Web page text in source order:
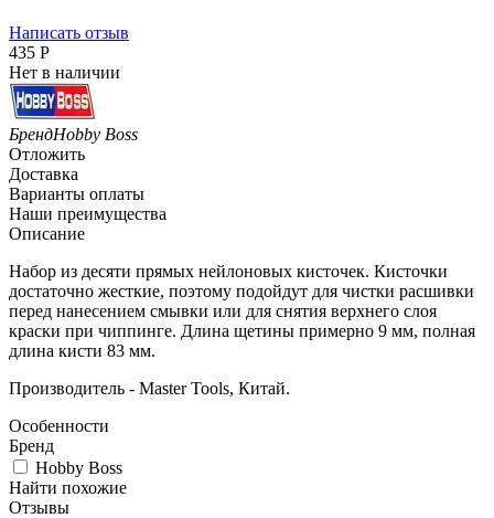
Написать отзыв
‍435‍ Р
Нет в наличии
БрендHobby Boss
Отложить
Доставка
Варианты оплаты
Наши преимущества
Описание
Набор из десяти прямых нейлоновых кисточек. Кисточки
достаточно жесткие, поэтому подойдут для чистки расшивки
перед нанесением смывки или для снятия верхнего слоя
краски при чиппинге. Длина щетины примерно 9 мм, полная
длина кисти 83 мм.
Производитель - Master Tools, Китай.
Особенности
Бренд
Hobby Boss
Найти похожие
Отзывы